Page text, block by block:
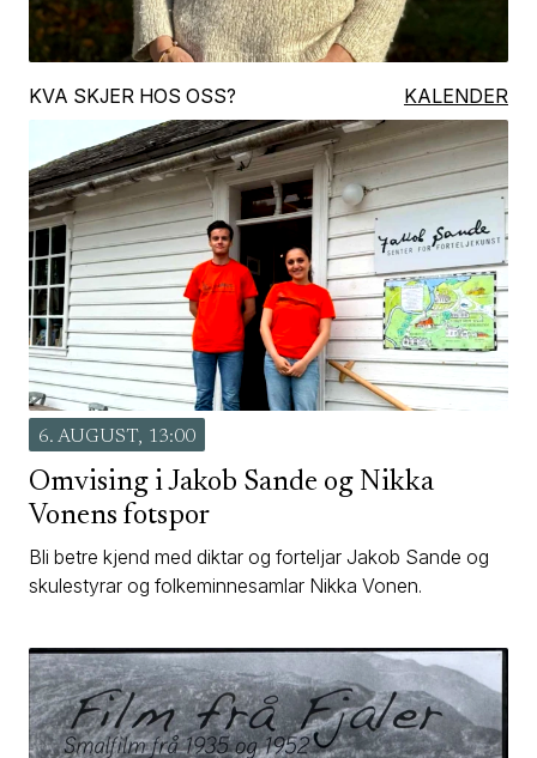
KALENDER
KVA SKJER HOS OSS?
6. AUGUST, 13:00
Omvising i Jakob Sande og Nikka
Vonens fotspor
Bli betre kjend med diktar og forteljar Jakob Sande og
skulestyrar og folkeminnesamlar Nikka Vonen.